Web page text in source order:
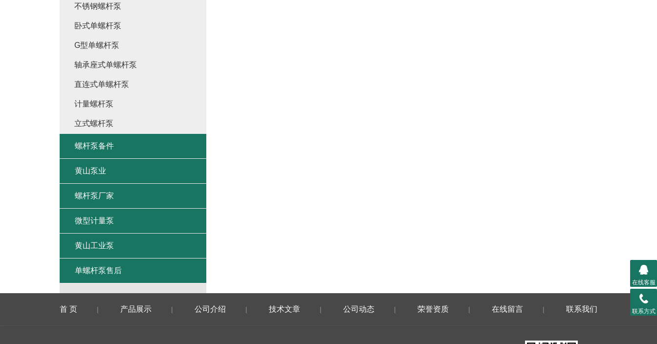
不锈钢螺杆泵
卧式单螺杆泵
G型单螺杆泵
轴承座式单螺杆泵
直连式单螺杆泵
计量螺杆泵
立式螺杆泵
螺杆泵备件
黄山泵业
螺杆泵厂家
微型计量泵
黄山工业泵
单螺杆泵售后
首 页 | 产品展示 | 公司介绍 | 技术文章 | 公司动态 | 荣誉资质 | 在线留言 | 联系我们
在线客服
联系方式